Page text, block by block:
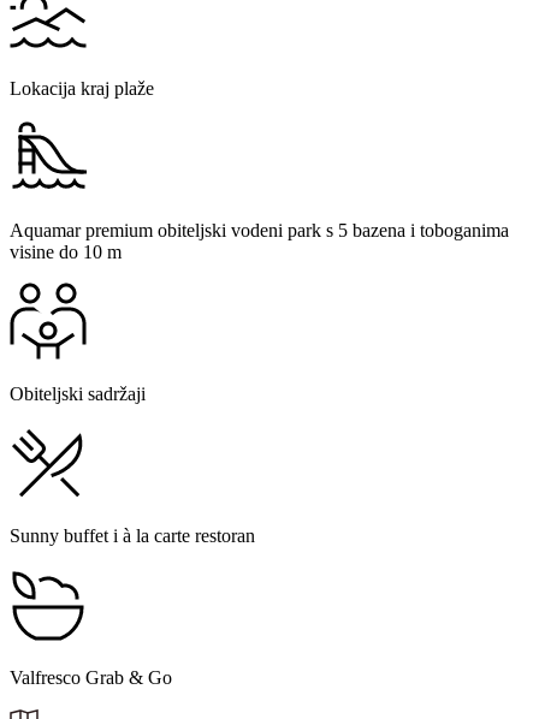
Lokacija kraj plaže
Aquamar premium obiteljski vodeni park s 5 bazena i toboganima
visine do 10 m
Obiteljski sadržaji
Sunny buffet i à la carte restoran
Valfresco Grab & Go